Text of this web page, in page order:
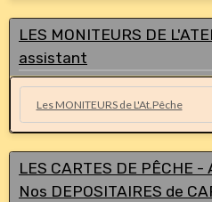
LES MONITEURS DE
assistant
Les MONITEURS de L'At.Pêche
LES CARTES DE PÊCHE
Nos DEPOSITAIRES de